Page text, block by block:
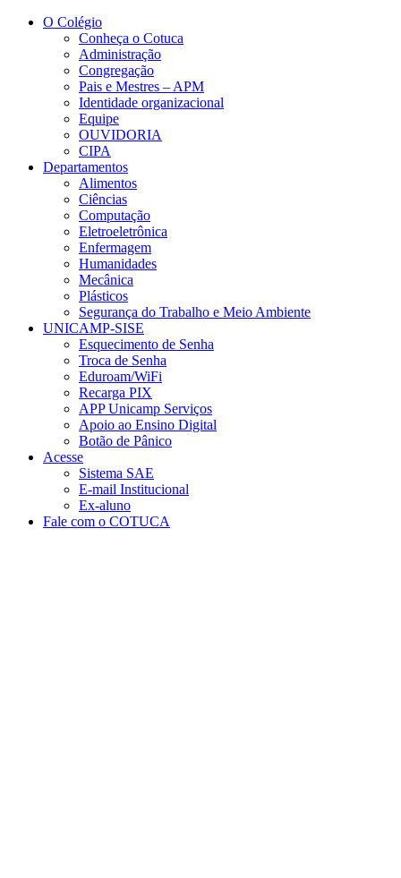
Conteúdo principal
O Colégio
Conheça o Cotuca
Administração
Congregação
Pais e Mestres – APM
Identidade organizacional
Equipe
OUVIDORIA
CIPA
Departamentos
Alimentos
Ciências
Computação
Eletroeletrônica
Enfermagem
Humanidades
Mecânica
Plásticos
Segurança do Trabalho e Meio Ambiente
UNICAMP-SISE
Esquecimento de Senha
Troca de Senha
Eduroam/WiFi
Recarga PIX
APP Unicamp Serviços
Apoio ao Ensino Digital
Botão de Pânico
Acesse
Sistema SAE
E-mail Institucional
Ex-aluno
Fale com o COTUCA